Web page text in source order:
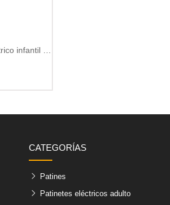
CATEGORÍAS
Patines
Patinetes eléctricos adulto